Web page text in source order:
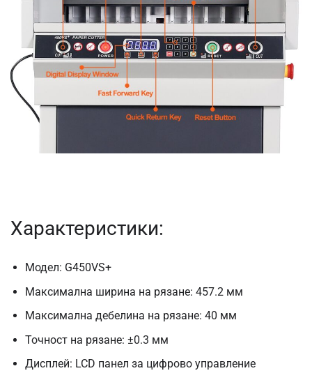
Характеристики:
Модел: G450VS+
Максимална ширина на рязане: 457.2 мм
Максимална дебелина на рязане: 40 мм
Точност на рязане: ±0.3 мм
Дисплей: LCD панел за цифрово управление